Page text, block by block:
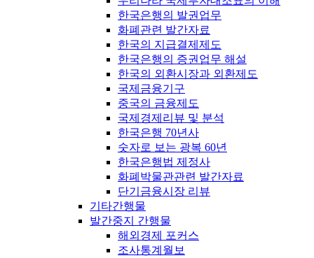
한국은행의 발권업무
화폐관련 발간자료
한국의 지급결제제도
한국은행의 증권업무 해설
한국의 외환시장과 외환제도
국제금융기구
중국의 금융제도
국제경제리뷰 및 분석
한국은행 70년사
숫자로 보는 광복 60년
한국은행법 제정사
화폐박물관관련 발간자료
단기금융시장 리뷰
기타간행물
발간중지 간행물
해외경제 포커스
조사통계월보